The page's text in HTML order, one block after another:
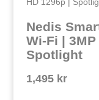
Nedis
Wi-Fi |
Spotlight
1,495 kr